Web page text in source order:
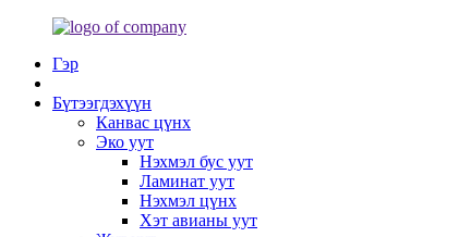
Гэр
Бүтээгдэхүүн
Канвас цүнх
Эко уут
Нэхмэл бус уут
Ламинат уут
Нэхмэл цүнх
Хэт авианы уут